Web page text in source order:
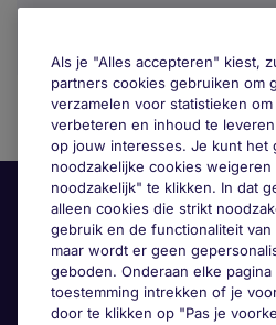
Handige informatie
Als je "Alles accepteren" kiest,
partners cookies gebruiken om
verzamelen voor statistieken
verbeteren en inhoud te
op jouw interesses. Je kunt het
noodzakelijke cookies
noodzakelijk" te klikken. In dat
alleen cookies die strikt
gebruik en de functionaliteit
maar wordt er geen
geboden. Onderaan elke pagina
toestemming intrekken of je
door te klikken op "Pas je